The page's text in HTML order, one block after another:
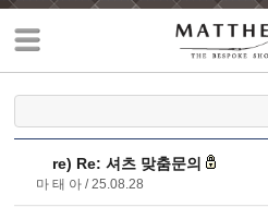
re) Re: 셔츠 맞춤문의
마 태 아 25.08.28